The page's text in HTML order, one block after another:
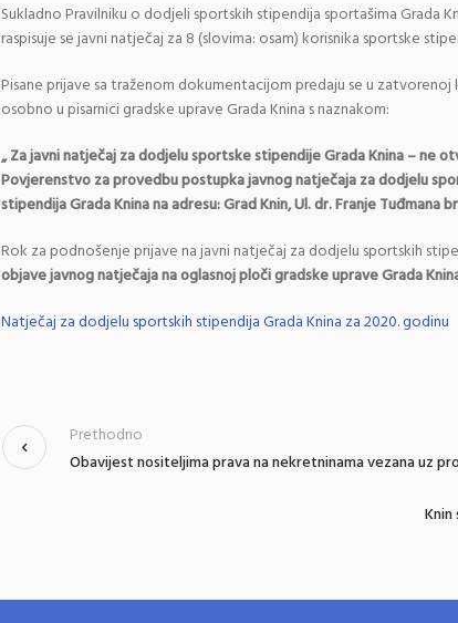
Sukladno Pravilniku o dodjeli sportskih stipendija sportašima Grada
raspisuje se javni natječaj za 8 (slovima: osam) korisnika sportske
Pisane prijave sa traženom dokumentacijom predaju se u
osobno u pisarnici gradske uprave Grada Knina s naznakom:
„ Za javni natječaj za dodjelu sportske stipendije Grada Knina – ne
Povjerenstvo za provedbu postupka javnog natječaja za dodjelu
stipendija Grada Knina na adresu: Grad Knin, Ul. dr. Franje Tuđmana
Rok za podnošenje prijave na javni natječaj za dodjelu sportskih
objave javnog natječaja na oglasnoj ploči gradske uprave Grada
Natječaj za dodjelu sportskih stipendija Grada Knina za 2020. godinu
Obavijest nositeljima prava na nekretninama vezana uz
Prethodno